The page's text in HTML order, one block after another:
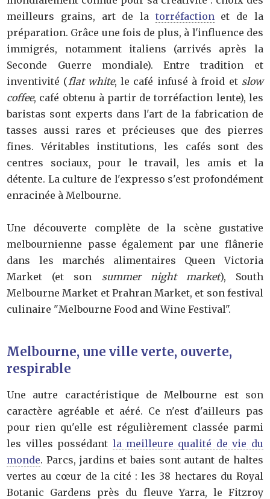
meilleurs grains, art de la torréfaction et de la
préparation. Grâce une fois de plus, à l'influence des
immigrés, notamment italiens (arrivés après la
Seconde Guerre mondiale). Entre tradition et
inventivité ( flat white, le café infusé à froid et slow
coffee, café obtenu à partir de torréfaction lente), les
baristas sont experts dans l'art de la fabrication de
tasses aussi rares et précieuses que des pierres
fines. Véritables institutions, les cafés sont des
centres sociaux, pour le travail, les amis et la
détente. La culture de l'expresso s'est profondément
enracinée à Melbourne.
Une découverte complète de la scène gustative
melbournienne passe également par une flânerie
dans les marchés alimentaires Queen Victoria
Market (et son summer night market), South
Melbourne Market et Prahran Market, et son festival
culinaire "Melbourne Food and Wine Festival".
Melbourne, une ville verte, ouverte,
respirable
Une autre caractéristique de Melbourne est son
caractère agréable et aéré. Ce n'est d'ailleurs pas
pour rien qu'elle est régulièrement classée parmi
les villes possédant la meilleure qualité de vie du
monde. Parcs, jardins et baies sont autant de haltes
vertes au cœur de la cité : les 38 hectares du Royal
Botanic Gardens près du fleuve Yarra, le Fitzroy